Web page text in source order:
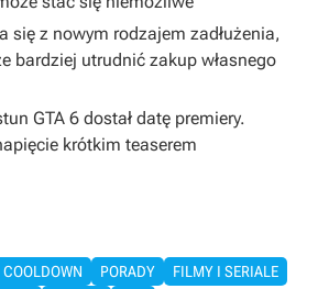
się z nowym rodzajem zadłużenia,
bardziej utrudnić zakup własnego
GTA 6 dostał datę premiery.
krótkim teaserem
COOLDOWN PORADY
FILMY I SERIALE